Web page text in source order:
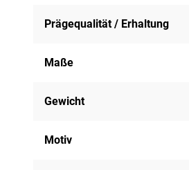
Prägequalität / Erhaltung
Maße
Gewicht
Motiv